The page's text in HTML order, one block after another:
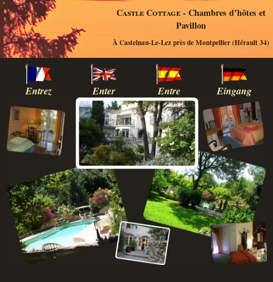
Castle Cottage- Chambres d’hôtes et
Pavillon
À Castelnau-Le-Lez près de Montpellier (Hérault 34)
Entrez Enter Entre Eingang